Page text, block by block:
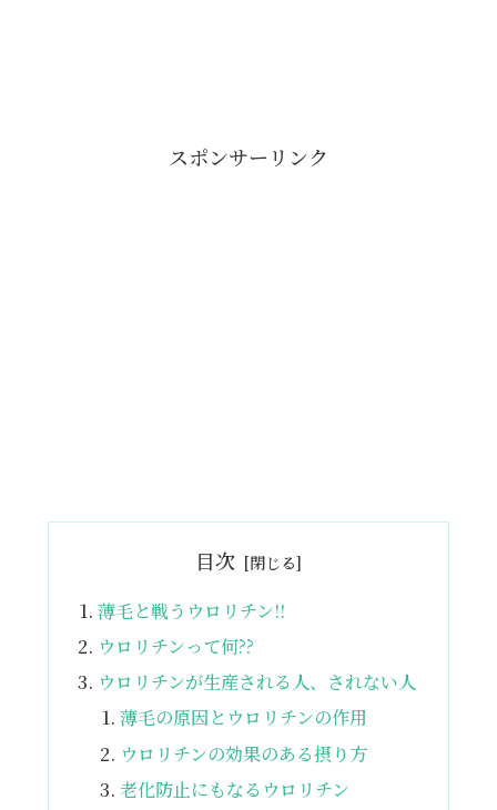
スポンサーリンク
目次
薄毛と戦うウロリチン!!
ウロリチンって何??
ウロリチンが生産される人、されない人
薄毛の原因とウロリチンの作用
ウロリチンの効果のある摂り方
老化防止にもなるウロリチン